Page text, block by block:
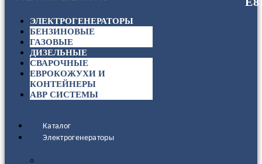
ЭЛЕКТРОГЕНЕРАТОРЫ
БЕНЗИНОВЫЕ
ГАЗОВЫЕ
ДИЗЕЛЬНЫЕ
СВАРОЧНЫЕ
ЕВРОКОЖУХИ И
КОНТЕЙНЕРЫ
АВР СИСТЕМЫ
Каталог
Электрогенераторы